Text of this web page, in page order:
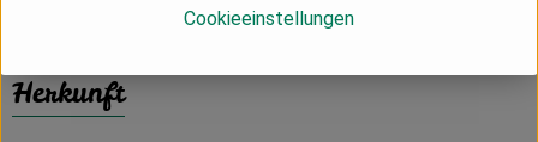
Herkunft
Cookieeinstellungen